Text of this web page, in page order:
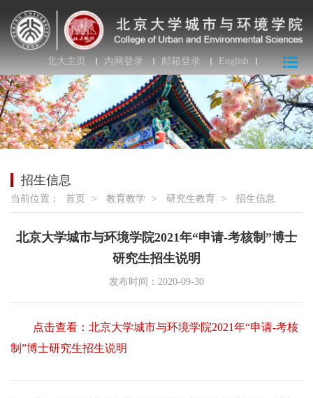
北大主页 内网登录 邮箱登录 English
招生信息
当前位置： 首页 > 教育教学 > 研究生教育 > 招生信息
北京大学城市与环境学院2021年“申请-考核制”博士
研究生招生说明
发布时间：2020-09-30
点击查看：北京大学城市与环境学院2021年“申请-考核
制”博士研究生招生说明